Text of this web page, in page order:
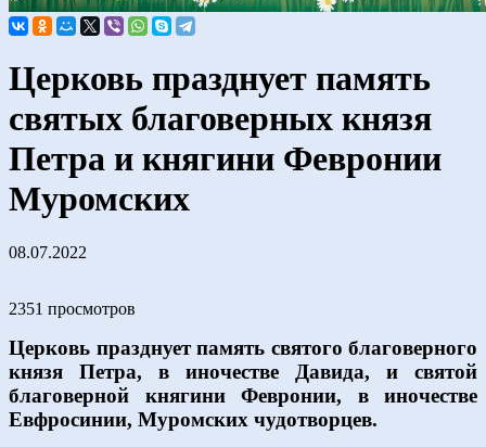
Церковь празднует память
святых благоверных князя
Петра и княгини Февронии
Муромских
08.07.2022
2351 просмотров
Церковь празднует память святого благоверного
князя Петра, в иночестве Давида, и святой
благоверной княгини Февронии, в иночестве
Евфросинии, Муромских чудотворцев.